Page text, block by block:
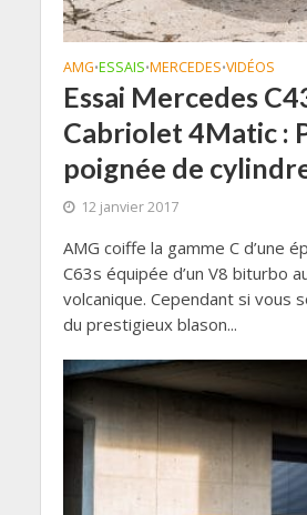
AMG•ESSAIS•MERCEDES•VIDÉOS
Essai Mercedes
Cabriolet 4Matic :
poignée de
12 janvier 2017
AMG coiffe la gamme C d’une
C63s équipée d’un V8 biturbo
volcanique. Cependant si vous
du prestigieux blason...